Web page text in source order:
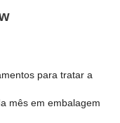
para tratar a
mês em embalagem